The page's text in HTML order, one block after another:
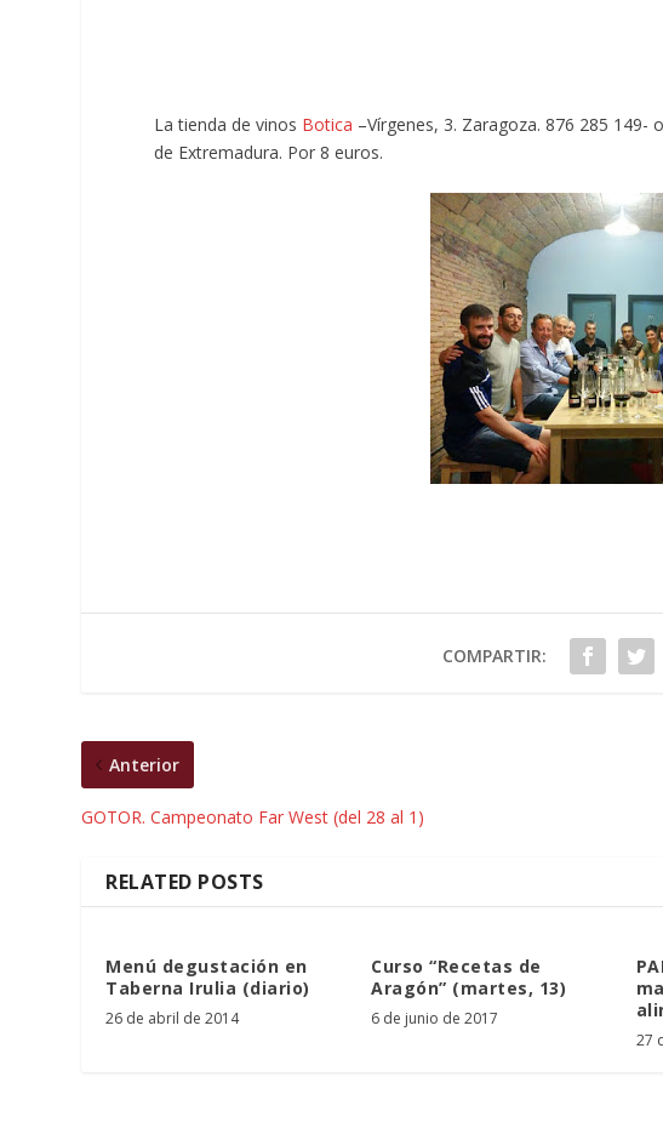
La tienda de vinos Botica –Vírgenes, 3. Zaragoza. 876 285
de Extremadura. Por 8 euros.
COMPARTIR:
Anterior
GOTOR. Campeonato Far West (del 28 al 1)
RELATED POSTS
Menú degustación en
Taberna Irulia (diario)
26 de abril de 2014
Curso “Recetas de
Aragón” (martes, 13)
6 de junio de 2017
27